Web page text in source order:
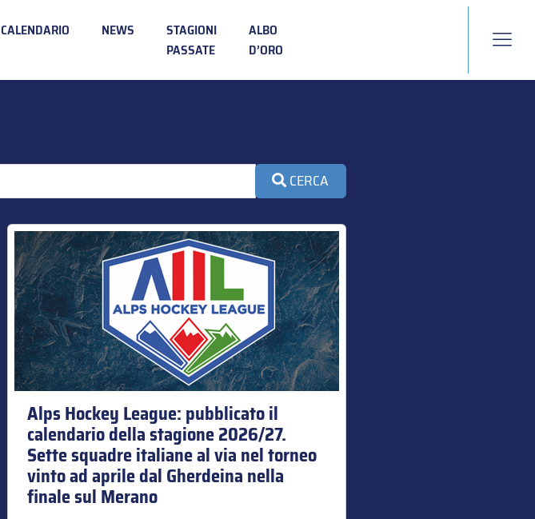
CALENDARIO NEWS
STAGIONI
PASSATE
ALBO
D’ORO
CERCA
Alps Hockey League: pubblicato il
calendario della stagione 2026/27.
Sette squadre italiane al via nel torneo
vinto ad aprile dal Gherdeina nella
finale sul Merano